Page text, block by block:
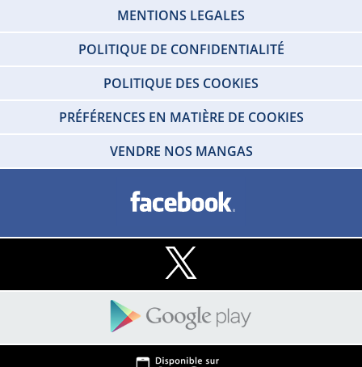
MENTIONS LEGALES
POLITIQUE DE CONFIDENTIALITÉ
POLITIQUE DES COOKIES
PRÉFÉRENCES EN MATIÈRE DE COOKIES
VENDRE NOS MANGAS